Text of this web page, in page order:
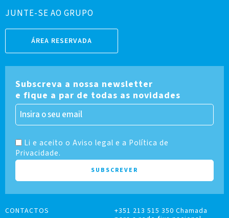
JUNTE-SE AO GRUPO
ÁREA RESERVADA
Subscreva a nossa newsletter
e fique a par de todas as novidades
Li e aceito o Aviso legal e a Política de
Privacidade.
CONTACTOS
+351 213 515 350 Chamada